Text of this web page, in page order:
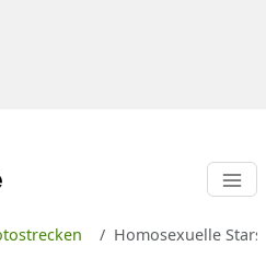
Homosexuelle